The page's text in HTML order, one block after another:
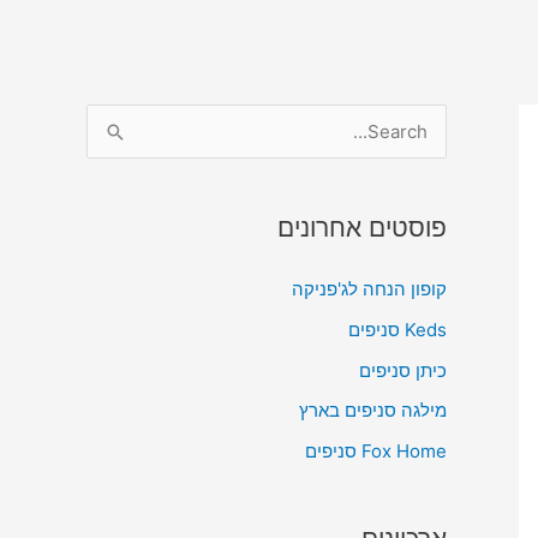
r
c
r
:
פוסטים אחרונים
קופון הנחה לג'פניקה
Keds סניפים
כיתן סניפים
מילגה סניפים בארץ
Fox Home סניפים